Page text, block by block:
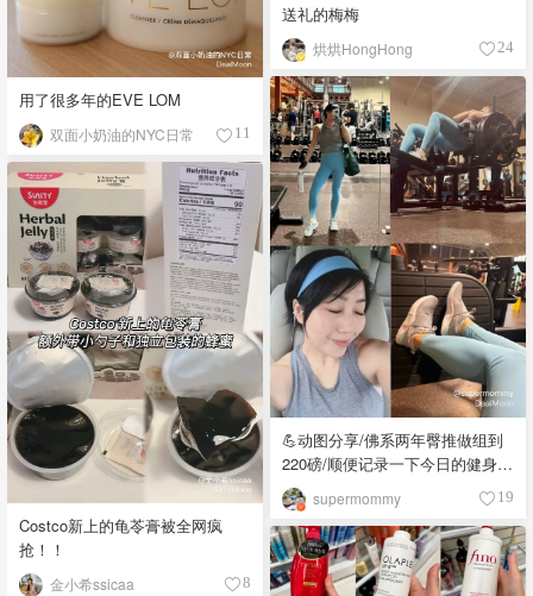
送礼的梅梅
烘烘HongHong 24
用了很多年的EVE LOM
双面小奶油的NYC日常 11
💪动图分享/佛系两年臀推做组到
220磅/顺便记录一下今日的健身馆
OOTD❤️supermommy 19
Costco新上的龟苓膏被全网疯
抢！！
金小希ssicaa 8